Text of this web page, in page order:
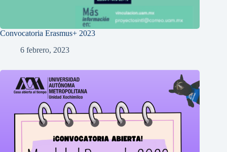
Convocatoria Erasmus+ 2023
6 febrero, 2023